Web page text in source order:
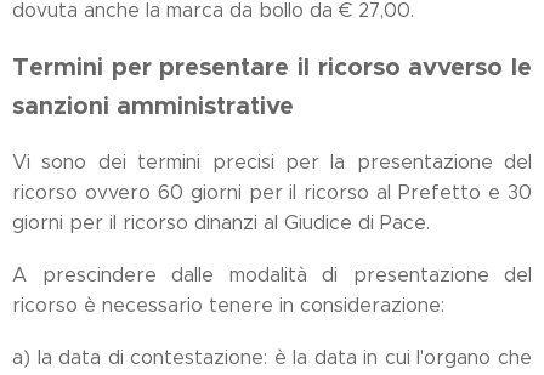
dovuta anche la marca da bollo da € 27,00.
Termini per presentare il ricorso avverso le
sanzioni amministrative
Vi sono dei termini precisi per la presentazione del
ricorso ovvero 60 giorni per il ricorso al Prefetto e 30
giorni per il ricorso dinanzi al Giudice di Pace.
A prescindere dalle modalità di presentazione del
ricorso è necessario tenere in considerazione:
a) la data di contestazione: è la data in cui l'organo che